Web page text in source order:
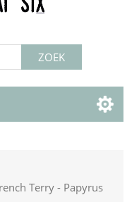
Terry - Papyrus